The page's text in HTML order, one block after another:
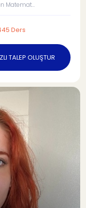
Matemat...
Ders
TALEP OLUŞTUR